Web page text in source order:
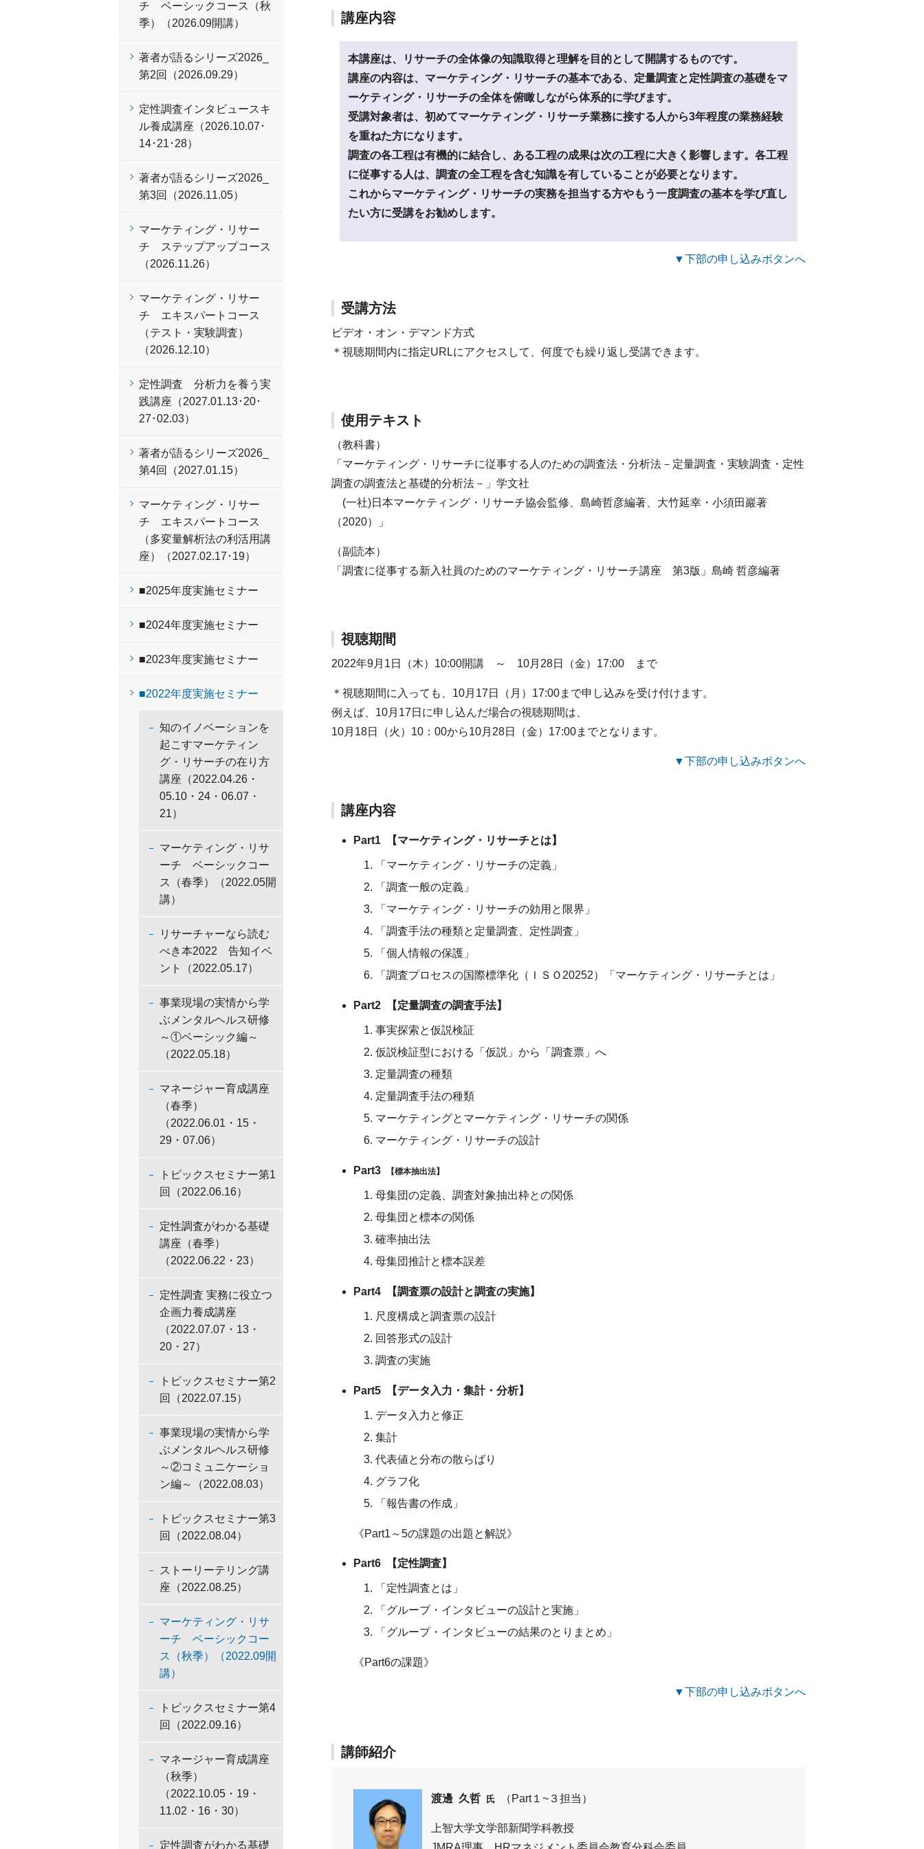
講座内容
本講座は、リサーチの全体像の知識取得と理解を目的として開講するものです。
講座の内容は、マーケティング・リサーチの基本である、定量調査と定性調査の基礎をマ
ーケティング・リサーチの全体を俯瞰しながら体系的に学びます。
受講対象者は、初めてマーケティング・リサーチ業務に接する人から3年程度の業務経験
を重ねた方になります。
調査の各工程は有機的に結合し、ある工程の成果は次の工程に大きく影響します。各工程
に従事する人は、調査の全工程を含む知識を有していることが必要となります。
これからマーケティング・リサーチの実務を担当する方やもう一度調査の基本を学び直し
たい方に受講をお勧めします。
▼下部の申し込みボタンへ
受講方法
ビデオ・オン・デマンド方式
＊視聴期間内に指定URLにアクセスして、何度でも繰り返し受講できます。
使用テキスト
（教科書）
「マーケティング・リサーチに従事する人のための調査法・分析法－定量調査・実験調査・定性
調査の調査法と基礎的分析法－」学文社
(一社)日本マーケティング・リサーチ協会監修、島崎哲彦編著、大竹延幸・小須田巖著
（2020）」
（副読本）
「調査に従事する新入社員のためのマーケティング・リサーチ講座 第3版」島崎 哲彦編著
視聴期間
2022年9月1日（木）10:00開講 ～ 10月28日（金）17:00 まで
＊視聴期間に入っても、10月17日（月）17:00まで申し込みを受け付けます。
例えば、10月17日に申し込んだ場合の視聴期間は、
10月18日（火）10：00から10月28日（金）17:00までとなります。
▼下部の申し込みボタンへ
講座内容
Part1 【マーケティング・リサーチとは】
「マーケティング・リサーチの定義」
「調査一般の定義」
「マーケティング・リサーチの効用と限界」
「調査手法の種類と定量調査、定性調査」
「個人情報の保護」
「調査プロセスの国際標準化（ＩＳＯ20252）「マーケティング・リサーチとは」
Part2 【定量調査の調査手法】
事実探索と仮説検証
仮説検証型における「仮説」から「調査票」へ
定量調査の種類
定量調査手法の種類
マーケティングとマーケティング・リサーチの関係
マーケティング・リサーチの設計
Part3 【標本抽出法】
母集団の定義、調査対象抽出枠との関係
母集団と標本の関係
確率抽出法
母集団推計と標本誤差
Part4 【調査票の設計と調査の実施】
尺度構成と調査票の設計
回答形式の設計
調査の実施
Part5 【データ入力・集計・分析】
データ入力と修正
集計
代表値と分布の散らばり
グラフ化
「報告書の作成」
《Part1～5の課題の出題と解説》
Part6 【定性調査】
「定性調査とは」
「グループ・インタビューの設計と実施」
「グループ・インタビューの結果のとりまとめ」
《Part6の課題》
▼下部の申し込みボタンへ
講師紹介
渡邊 久哲 氏（Part１~３担当）
上智大学文学部新聞学科教授
チ ベーシックコース（秋
季）（2026.09開講）
著者が語るシリーズ2026_
第2回（2026.09.29）
定性調査インタビュースキ
ル養成講座（2026.10.07･
14･21･28）
著者が語るシリーズ2026_
第3回（2026.11.05）
マーケティング・リサー
チ ステップアップコース
（2026.11.26）
マーケティング・リサー
チ エキスパートコース
（テスト・実験調査）
（2026.12.10）
定性調査 分析力を養う実
践講座（2027.01.13･20･
27･02.03）
著者が語るシリーズ2026_
第4回（2027.01.15）
マーケティング・リサー
チ エキスパートコース
（多変量解析法の利活用講
座）（2027.02.17･19）
■2025年度実施セミナー
■2024年度実施セミナー
■2023年度実施セミナー
■2022年度実施セミナー
知のイノベーションを
起こすマーケティン
グ・リサーチの在り方
講座（2022.04.26・
05.10・24・06.07・
21）
マーケティング・リサ
ーチ ベーシックコー
ス（春季）（2022.05開
講）
リサーチャーなら読む
べき本2022 告知イベ
ント（2022.05.17）
事業現場の実情から学
ぶメンタルヘルス研修
～①ベーシック編～
（2022.05.18）
マネージャー育成講座
（春季）
（2022.06.01・15・
29・07.06）
トピックスセミナー第1
回（2022.06.16）
定性調査がわかる基礎
講座（春季）
（2022.06.22・23）
定性調査 実務に役立つ
企画力養成講座
（2022.07.07・13・
20・27）
トピックスセミナー第2
回（2022.07.15）
事業現場の実情から学
ぶメンタルヘルス研修
～②コミュニケーショ
ン編～（2022.08.03）
トピックスセミナー第3
回（2022.08.04）
ストーリーテリング講
座（2022.08.25）
マーケティング・リサ
ーチ ベーシックコー
ス（秋季）（2022.09開
講）
トピックスセミナー第4
回（2022.09.16）
マネージャー育成講座
（秋季）
（2022.10.05・19・
11.02・16・30）
定性調査がわかる基礎